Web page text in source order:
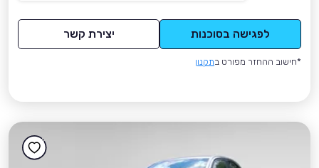
לפגישה בסוכנות יצירת קשר
*חישוב ההחזר מפורט בתקנון